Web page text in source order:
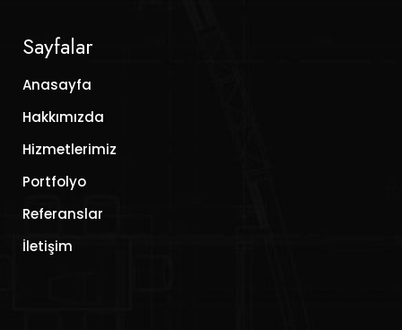
Sayfalar
Anasayfa
Hakkımızda
Hizmetlerimiz
Portfolyo
Referanslar
İletişim